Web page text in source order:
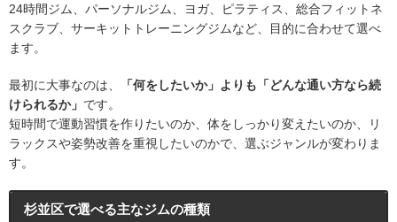
24時間ジム、パーソナルジム、ヨガ、ピラティス、総合フィットネ
スクラブ、サーキットトレーニングジムなど、目的に合わせて選べ
ます。
最初に大事なのは、
「何をしたいか」よりも「どんな通い方なら続
けられるか」 です。
短時間で運動習慣を作りたいのか、体をしっかり変えたいのか、リ
ラックスや姿勢改善を重視したいのかで、選ぶジャンルが変わりま
す。
杉並区で選べる主なジムの種類